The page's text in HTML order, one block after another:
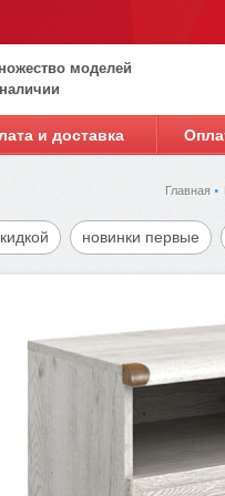
моделей
и доставка
Главная
новинки первые